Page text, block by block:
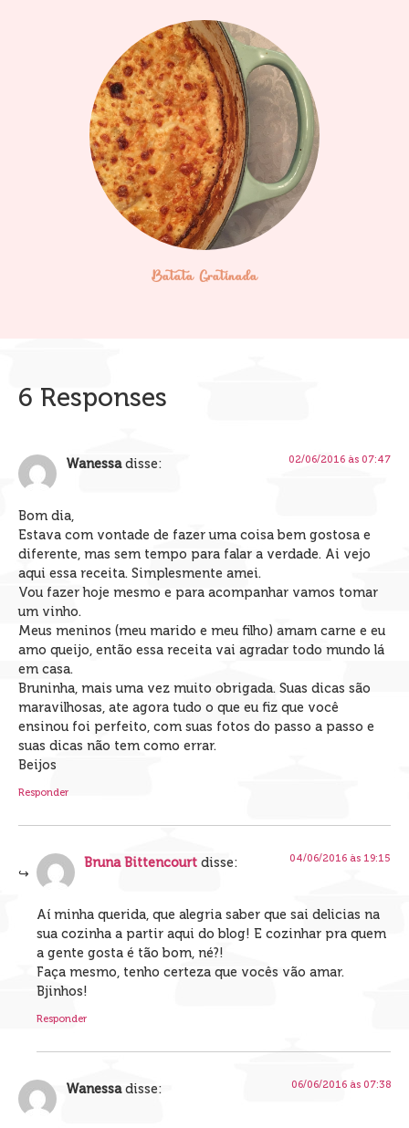
Batata Gratinada
6 Responses
Wanessa disse: 02/06/2016 às 07:47
Bom dia,
Estava com vontade de fazer uma coisa bem gostosa e
diferente, mas sem tempo para falar a verdade. Ai vejo
aqui essa receita. Simplesmente amei.
Vou fazer hoje mesmo e para acompanhar vamos tomar
um vinho.
Meus meninos (meu marido e meu filho) amam carne e eu
amo queijo, então essa receita vai agradar todo mundo lá
em casa.
Bruninha, mais uma vez muito obrigada. Suas dicas são
maravilhosas, ate agora tudo o que eu fiz que você
ensinou foi perfeito, com suas fotos do passo a passo e
suas dicas não tem como errar.
Beijos
Responder
Bruna Bittencourt disse: 04/06/2016 às 19:15
Aí minha querida, que alegria saber que sai delicias na
sua cozinha a partir aqui do blog! E cozinhar pra quem
a gente gosta é tão bom, né?!
Faça mesmo, tenho certeza que vocês vão amar.
Bjinhos!
Responder
Wanessa disse: 06/06/2016 às 07:38